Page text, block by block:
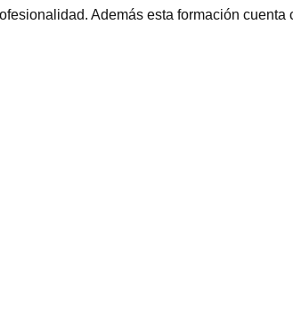
Además esta formación cuenta